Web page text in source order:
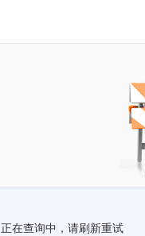
正在查询中，请刷新重试